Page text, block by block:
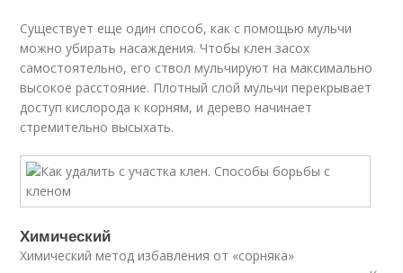
Существует еще один способ, как с помощью мульчи
можно убирать насаждения. Чтобы клен засох
самостоятельно, его ствол мульчируют на максимально
высокое расстояние. Плотный слой мульчи перекрывает
доступ кислорода к корням, и дерево начинает
стремительно высыхать.
Химический
Химический метод избавления от «сорняка»